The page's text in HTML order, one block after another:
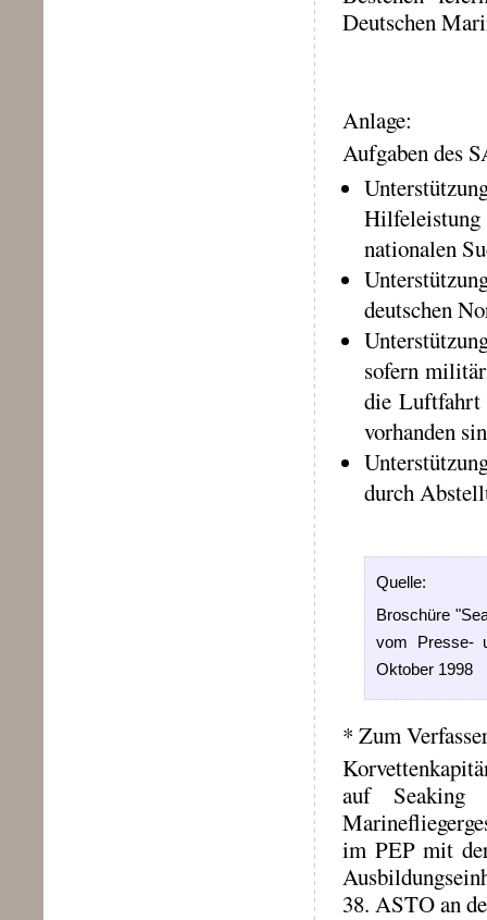
Deutschen
Anlage:
Aufgaben des
nationalen
deutschen
sofern
die Luftfahrt
vorhanden
durch
Quelle:
Broschüre
vom Presse-
Oktober 1998
* Zum
auf
im PEP mit
38. ASTO an